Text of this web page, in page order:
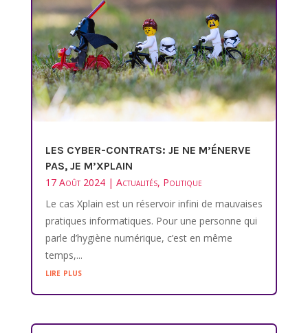
LES CYBER-CONTRATS: JE NE M’ÉNERVE
PAS, JE M’XPLAIN
17 Août 2024| Actualités, Politique
Le cas Xplain est un réservoir infini de mauvaises
pratiques informatiques. Pour une personne qui
parle d’hygiène numérique, c’est en même
temps,...
lire plus